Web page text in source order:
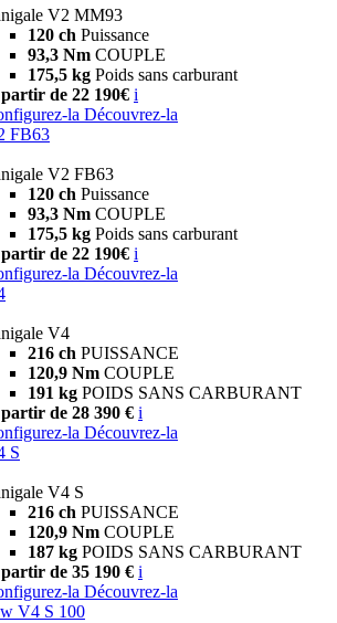
V2 MM93
120 ch Puissance
93,3 Nm COUPLE
175,5 kg Poids sans carburant
de 22 190€ i
la Découvrez-la
FB63
V2 FB63
120 ch Puissance
93,3 Nm COUPLE
175,5 kg Poids sans carburant
de 22 190€ i
la Découvrez-la
V4
216 ch PUISSANCE
120,9 Nm COUPLE
191 kg POIDS SANS CARBURANT
de 28 390 € i
la Découvrez-la
S
V4 S
216 ch PUISSANCE
120,9 Nm COUPLE
187 kg POIDS SANS CARBURANT
de 35 190 € i
la Découvrez-la
V4 S 100